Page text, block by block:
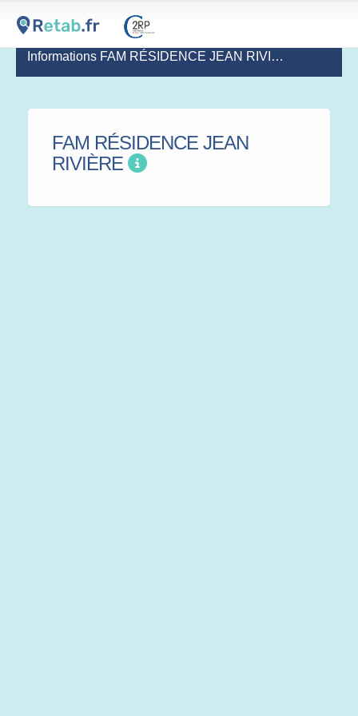
Informations FAM RÉSIDENCE JEAN RIVIÈRE
FAM RÉSIDENCE JEAN
RIVIÈRE